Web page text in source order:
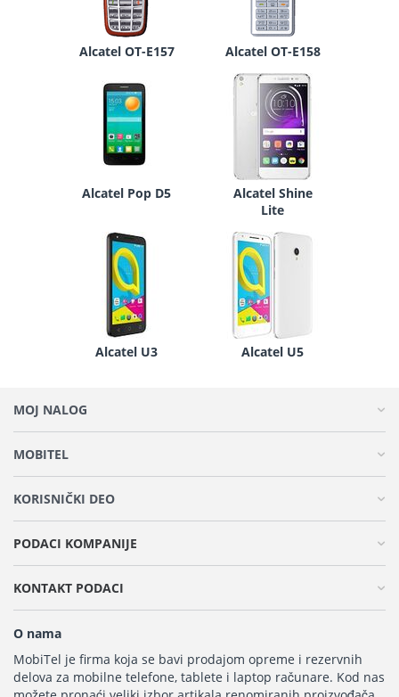
Alcatel OT-E157 Alcatel OT-E158
Alcatel Pop D5
Alcatel Shine
Lite
Alcatel U3 Alcatel U5
MOJ NALOG
MOBITEL
KORISNIČKI DEO
PODACI KOMPANIJE
KONTAKT PODACI
O nama
MobiTel je firma koja se bavi prodajom opreme i rezervnih
delova za mobilne telefone, tablete i laptop računare. Kod nas